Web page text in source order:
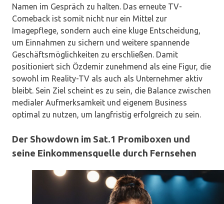
Namen im Gespräch zu halten. Das erneute TV-
Comeback ist somit nicht nur ein Mittel zur
Imagepflege, sondern auch eine kluge Entscheidung,
um Einnahmen zu sichern und weitere spannende
Geschäftsmöglichkeiten zu erschließen. Damit
positioniert sich Özdemir zunehmend als eine Figur, die
sowohl im Reality-TV als auch als Unternehmer aktiv
bleibt. Sein Ziel scheint es zu sein, die Balance zwischen
medialer Aufmerksamkeit und eigenem Business
optimal zu nutzen, um langfristig erfolgreich zu sein.
Der Showdown im Sat.1 Promiboxen und
seine Einkommensquelle durch Fernsehen